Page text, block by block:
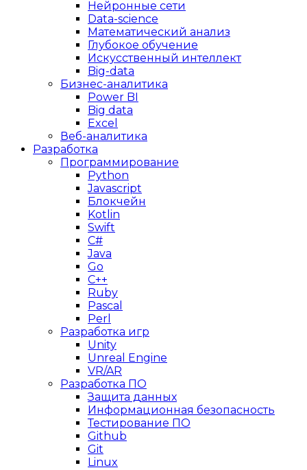
Нейронные сети
Data-science
Математический анализ
Глубокое обучение
Искусственный интеллект
Big-data
Бизнес-аналитика
Power BI
Big data
Excel
Веб-аналитика
Разработка
Программирование
Python
Javascript
Блокчейн
Kotlin
Swift
C#
Java
Go
C++
Ruby
Pascal
Perl
Разработка игр
Unity
Unreal Engine
VR/AR
Разработка ПО
Защита данных
Информационная безопасность
Тестирование ПО
Github
Git
Linux